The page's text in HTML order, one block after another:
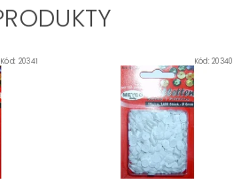
Kód: 20341 Kód:20340